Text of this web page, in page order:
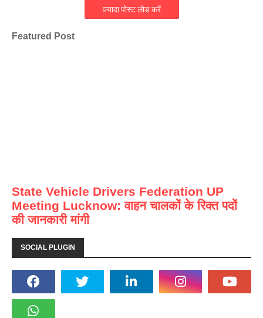
ज़्यादा पोस्ट लोड करें
Featured Post
State Vehicle Drivers Federation UP
Meeting Lucknow: वाहन चालकों के रिक्त पदों
की जानकारी मांगी
SOCIAL PLUGIN